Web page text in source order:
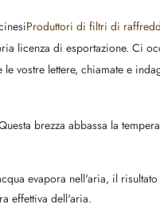
Produttori di filtri di
licenza di esportazione. Ci
vostre lettere, chiamate e
brezza abbassa la
evapora nell'aria, il
effettiva dell'aria.